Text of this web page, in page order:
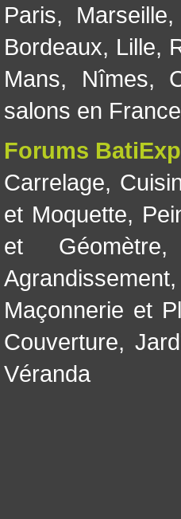
Paris, Marseille,
Bordeaux, Lille,
Mans, Nîmes,
salons en France
Forums
Carrelage,
et Moquette,
et Géomètre
Agrandissement,
Maçonnerie et
Couverture,
Véranda